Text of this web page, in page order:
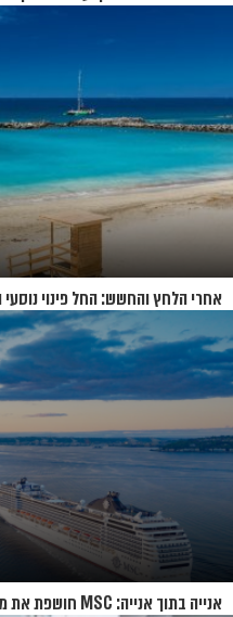
אחרי הלחץ והחשש: החל פינוי
אנייה בתוך אנייה: MSC חושפת את מהפכת הפאר החדשה בדרך לאלסקה